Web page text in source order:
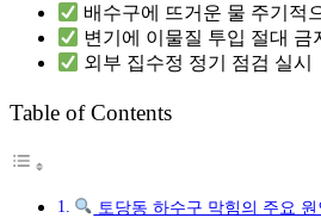
배수구에 뜨거운 물 주기적
변기에 이물질 투입 절대 금
외부 집수정 정기 점검 실시
Table of Contents
토당동 하수구 막힘의 주요 원